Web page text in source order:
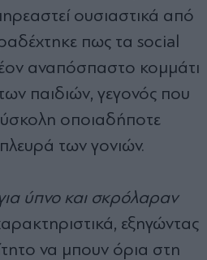
ουσιαστικά από
πως τα social
αναπόσπαστο κομμάτι
παιδιών, γεγονός που
οποιαδήποτε
των γονιών.
ύπνο και σκρόλαραν
εξηγώντας
να μπουν όρια στη